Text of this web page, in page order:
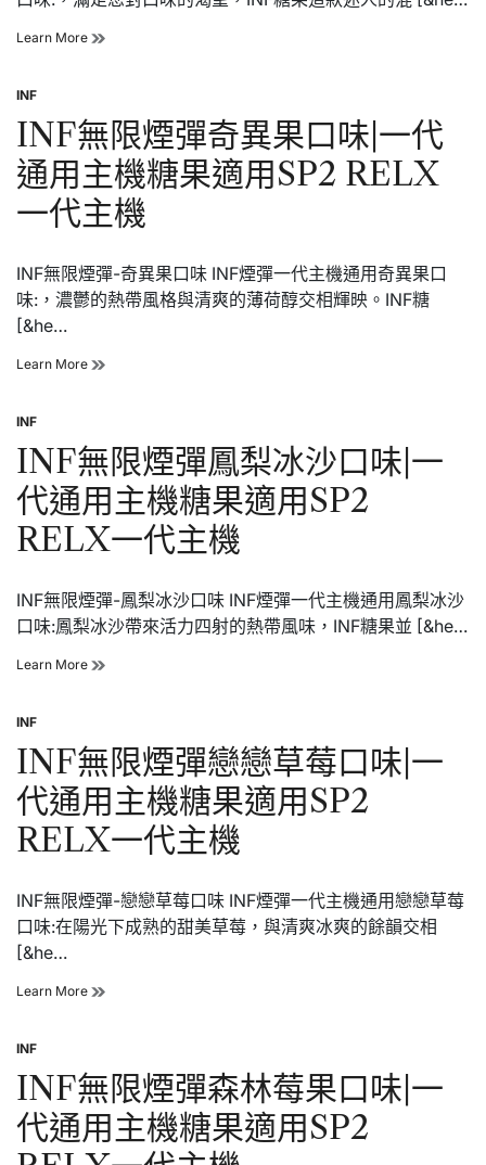
主
糖
SP2
RELX
一
代
主
機
Learn More INF
黑
松
沙
士
口
味|
代
通
用
糖
SP2
RELX
一
代
主
機
Posted
in
INF
INF無限煙彈奇異果口味|一代
通用主機糖果適用SP2 RELX
一代主機
INF無限煙彈-奇異果口味 INF煙彈一代主機通用奇異果口
味:，濃鬱的熱帶風格與清爽的薄荷醇交相輝映。INF糖
[&he…
Learn More INF
奇
異
果
口
味|
通
用
主
糖
SP2
RELX
一
代
主
機
Posted
in
INF
INF無限煙彈鳳梨冰沙口味|一
代通用主機糖果適用SP2
RELX一代主機
INF無限煙彈-鳳梨冰沙口味 INF煙彈一代主機通用鳳梨冰沙
口味:鳳梨冰沙帶來活力四射的熱帶風味，INF糖果並 [&he…
Learn More INF
鳳
梨
冰
沙
口
代
通
用
糖
SP2
RELX
一
代
主
Posted
in
INF
INF無限煙彈戀戀草莓口味|一
代通用主機糖果適用SP2
RELX一代主機
INF無限煙彈-戀戀草莓口味 INF煙彈一代主機通用戀戀草莓
口味:在陽光下成熟的甜美草莓，與清爽冰爽的餘韻交相
[&he…
Learn More INF
戀
戀
草
莓
Posted
in
INF
INF無限煙彈森林莓果口味|一
代通用主機糖果適用SP2